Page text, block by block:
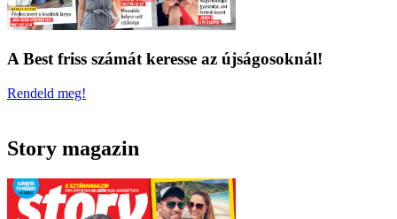
A Best friss számát keresse az újságosoknál!
Rendeld meg!
Story magazin